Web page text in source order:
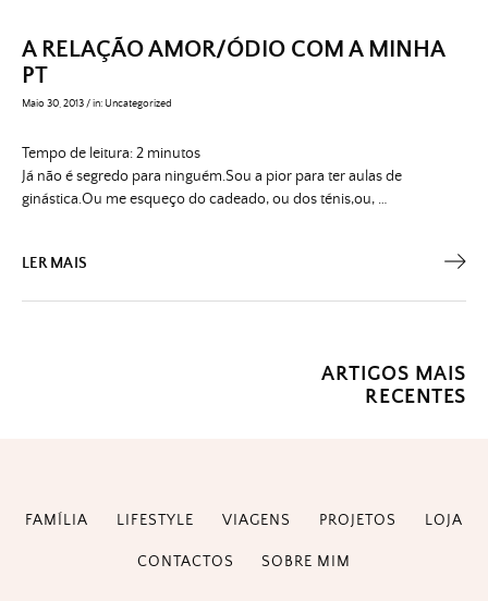
A RELAÇÃO AMOR/ÓDIO COM A MINHA
PT
Maio 30, 2013/in: Uncategorized
Tempo de leitura:2 minutos
Já não é segredo para ninguém.Sou a pior para ter aulas de
ginástica.Ou me esqueço do cadeado, ou dos ténis,ou, …
LER MAIS
ARTIGOS MAIS
RECENTES
FAMÍLIA LIFESTYLE VIAGENS PROJETOS LOJA
CONTACTOS SOBRE MIM